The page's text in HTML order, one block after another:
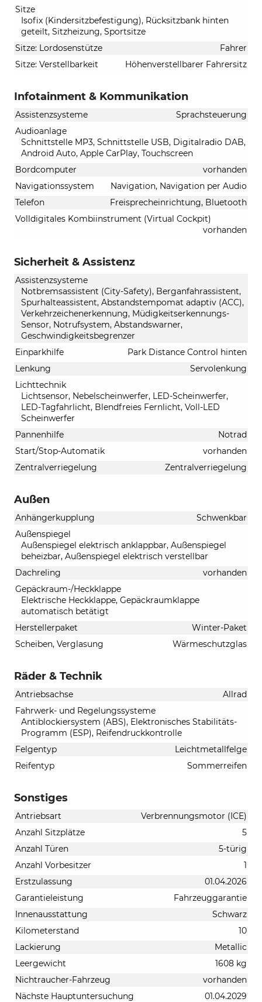
Sitze
Isofix (Kindersitzbefestigung), Rücksitzbank hinten
geteilt, Sitzheizung, Sportsitze
Sitze: Lordosenstütze
Fahrer
Sitze: Verstellbarkeit
Höhenverstellbarer Fahrersitz
Infotainment & Kommunikation
Assistenzsysteme
Sprachsteuerung
Audioanlage
Schnittstelle MP3, Schnittstelle USB, Digitalradio DAB,
Android Auto, Apple CarPlay, Touchscreen
Bordcomputer
vorhanden
Navigationssystem
Navigation, Navigation per Audio
Telefon
Freisprecheinrichtung, Bluetooth
Volldigitales Kombiinstrument (Virtual Cockpit)
vorhanden
Sicherheit & Assistenz
Assistenzsysteme
Notbremsassistent (City-Safety), Berganfahrassistent,
Spurhalteassistent, Abstandstempomat adaptiv (ACC),
Verkehrzeichenerkennung, Müdigkeitserkennungs-
Sensor, Notrufsystem, Abstandswarner,
Geschwindigkeitsbegrenzer
Einparkhilfe
Park Distance Control hinten
Lenkung
Servolenkung
Lichttechnik
Lichtsensor, Nebelscheinwerfer, LED-Scheinwerfer,
LED-Tagfahrlicht, Blendfreies Fernlicht, Voll-LED
Scheinwerfer
Pannenhilfe
Notrad
Start/Stop-Automatik
vorhanden
Zentralverriegelung
Zentralverriegelung
Außen
Anhängerkupplung
Schwenkbar
Außenspiegel
Außenspiegel elektrisch anklappbar, Außenspiegel
beheizbar, Außenspiegel elektrisch verstellbar
Dachreling
vorhanden
Gepäckraum-/Heckklappe
Elektrische Heckklappe, Gepäckraumklappe
automatisch betätigt
Herstellerpaket
Winter-Paket
Scheiben, Verglasung
Wärmeschutzglas
Räder & Technik
Antriebsachse
Allrad
Fahrwerk- und Regelungssysteme
Antiblockiersystem (ABS), Elektronisches Stabilitäts-
Programm (ESP), Reifendruckkontrolle
Felgentyp
Leichtmetallfelge
Reifentyp
Sommerreifen
Sonstiges
Antriebsart
Verbrennungsmotor (ICE)
Anzahl Sitzplätze
5
Anzahl Türen
5-türig
Anzahl Vorbesitzer
1
Erstzulassung
01.04.2026
Garantieleistung
Fahrzeuggarantie
Innenausstattung
Schwarz
Kilometerstand
10
Lackierung
Metallic
Leergewicht
1608 kg
Nichtraucher-Fahrzeug
vorhanden
Nächste Hauptuntersuchung
01.04.2029